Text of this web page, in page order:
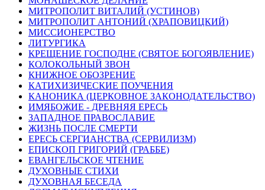
МИТРОПОЛИТ ВИТАЛИЙ (УСТИНОВ)
МИТРОПОЛИТ АНТОНИЙ (ХРАПОВИЦКИЙ)
МИССИОНЕРСТВО
ЛИТУРГИКА
КРЕЩЕНИЕ ГОСПОДНЕ (СВЯТОЕ БОГОЯВЛЕНИЕ)
КОЛОКОЛЬНЫЙ ЗВОН
КНИЖНОЕ ОБОЗРЕНИЕ
КАТИХИЗИЧЕСКИЕ ПОУЧЕНИЯ
КАНОНИКА (ЦЕРКОВНОЕ ЗАКОНОДАТЕЛЬСТВО)
ИМЯБОЖИЕ - ДРЕВНЯЯ ЕРЕСЬ
ЗАПАДНОЕ ПРАВОСЛАВИЕ
ЖИЗНЬ ПОСЛЕ СМЕРТИ
ЕРЕСЬ СЕРГИАНСТВА (СЕРВИЛИЗМ)
ЕПИСКОП ГРИГОРИЙ (ГРАББЕ)
ЕВАНГЕЛЬСКОЕ ЧТЕНИЕ
ДУХОВНЫЕ СТИХИ
ДУХОВНАЯ БЕСЕДА